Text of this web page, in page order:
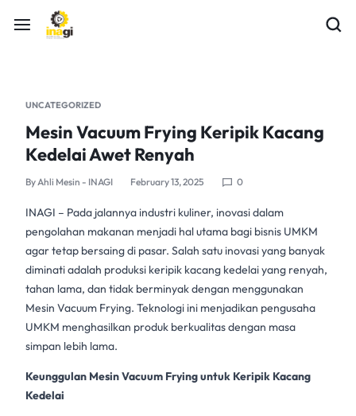
UNCATEGORIZED
Mesin Vacuum Frying Keripik Kacang
Kedelai Awet Renyah
ByAhli Mesin - INAGI February 13, 2025 0
INAGI – Pada jalannya industri kuliner, inovasi dalam
pengolahan makanan menjadi hal utama bagi bisnis UMKM
agar tetap bersaing di pasar. Salah satu inovasi yang banyak
diminati adalah produksi keripik kacang kedelai yang renyah,
tahan lama, dan tidak berminyak dengan menggunakan
Mesin Vacuum Frying. Teknologi ini menjadikan pengusaha
UMKM menghasilkan produk berkualitas dengan masa
simpan lebih lama.
Keunggulan Mesin Vacuum Frying untuk Keripik Kacang
Kedelai